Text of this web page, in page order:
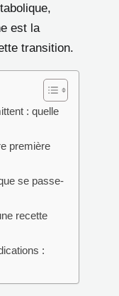
est la
transition.
: quelle
première
se passe-
recette
: